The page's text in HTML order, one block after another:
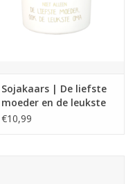
Sojakaars | De liefste
moeder en de leukste
oma | Fresh cotton
€10,99